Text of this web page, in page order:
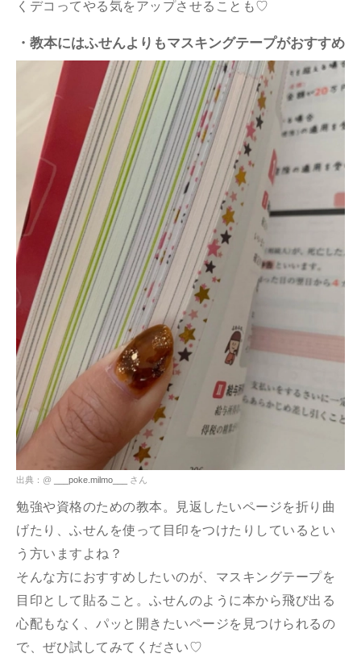
くデコってやる気をアップさせることも♡
・教本にはふせんよりもマスキングテープがおすすめ
出典：@ ___poke.milmo___ さん
勉強や資格のための教本。見返したいページを折り曲
げたり、ふせんを使って目印をつけたりしているとい
う方いますよね？
そんな方におすすめしたいのが、マスキングテープを
目印として貼ること。ふせんのように本から飛び出る
心配もなく、パッと開きたいページを見つけられるの
で、ぜひ試してみてください♡